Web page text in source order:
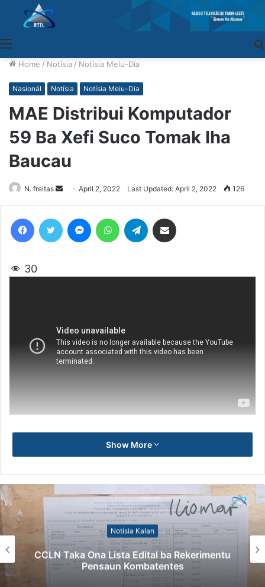
Home / Notísia / Notísia Meiu-Dia
Nasionál Notísia Notísia Meiu-Dia
MAE Distribui Komputador
59 Ba Xefi Suco Tomak Iha
Baucau
N. freitas
Send
an
email
April 2, 2022 Last Updated: April 2, 2022 126
30
Show More
Notísia Kalan
CCLN Taka Ona Lista Edital ba Rekerimentu
Pensaun Kombatentes